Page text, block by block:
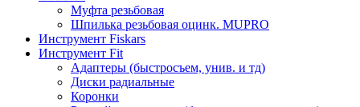
Муфта резьбовая
Шпилька резьбовая оцинк. MUPRO
Инструмент Fiskars
Инструмент Fit
Адаптеры (быстросъем, унив. и тд)
Диски радиальные
Коронки